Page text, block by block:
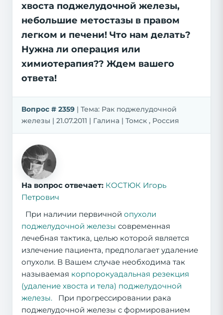
хвоста поджелудочной железы,
небольшие метостазы в правом
легком и печени! Что нам делать?
Нужна ли операция или
химиотерапия?? Ждем вашего
ответа!
Вопрос # 2359 | Тема: Рак поджелудочной
железы | 21.07.2011 | Галина | Томск , Россия
На вопрос отвечает: КОСТЮК Игорь
Петрович
При наличии первичной опухоли
поджелудочной железы современная
лечебная тактика, целью которой является
излечение пациента, предполагает удаление
опухоли. В Вашем случае необходима так
называемая корпорокуадальная резекция
(удаление хвоста и тела) поджелудочной
железы.
При прогрессировании рака
поджелудочной железы с формированием